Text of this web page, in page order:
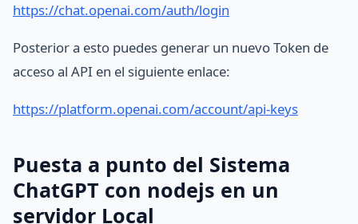
https://chat.openai.com/auth/login
Posterior a esto puedes generar un nuevo Token de
acceso al API en el siguiente enlace:
https://platform.openai.com/account/api-keys
Puesta a punto del Sistema
ChatGPT con nodejs en un
servidor Local